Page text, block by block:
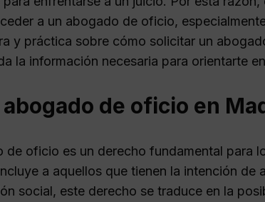
a un abogado de oficio,
y práctica sobre cómo solicitar un
la información necesaria para orientarte
de oficio en
de oficio es un derecho fundamental para
a aquellos que tienen la intención de
social, este derecho se traduce en la